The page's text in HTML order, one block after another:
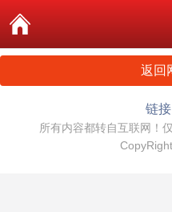
返回
链接
所有内容都转自互联网！